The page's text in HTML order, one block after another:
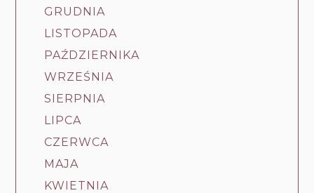
GRUDNIA
LISTOPADA
PAŹDZIERNIKA
WRZEŚNIA
SIERPNIA
LIPCA
CZERWCA
MAJA
KWIETNIA